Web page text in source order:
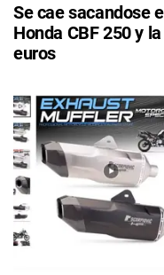
Se cae sacandose
Honda CBF 250 y
euros